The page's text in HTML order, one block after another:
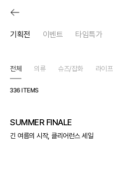
기획전 이벤트 타임특가
전체 의류 슈즈/잡화 라이프
336 ITEMS
SUMMER FINALE
긴 여름의 시작, 클리어런스 세일